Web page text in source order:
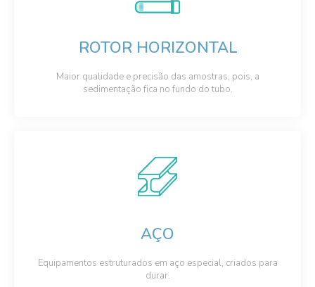
ROTOR HORIZONTAL
Maior qualidade e precisão das amostras, pois, a
sedimentação fica no fundo do tubo.
AÇO
Equipamentos estruturados em aço especial, criados para
durar.